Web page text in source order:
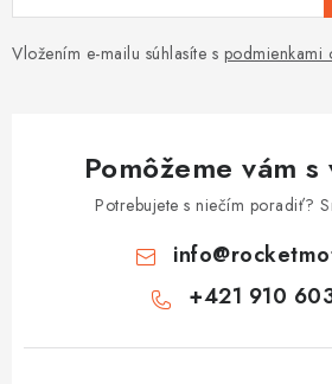
Vložením e-mailu súhlasíte s podmienkami
Pomôžeme vám
Potrebujete s niečím poradiť?
info@
+421 910